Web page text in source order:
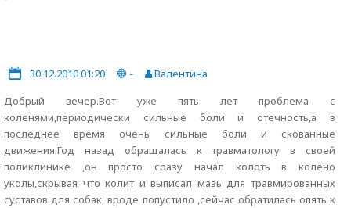
30.12.2010 01:20 -
Валентина
Добрый вечер.Вот уже пять лет проблема с
коленями,периодически сильные боли и отечность,а в
последнее время очень сильные боли и скованные
движения.Год назад обращалась к травматологу в своей
поликлинике ,он просто сразу начал колоть в колено
уколы,скрывая что колит и выписал мазь для травмированных
суставов для собак, вроде попустило ,сейчас обратилась опять к